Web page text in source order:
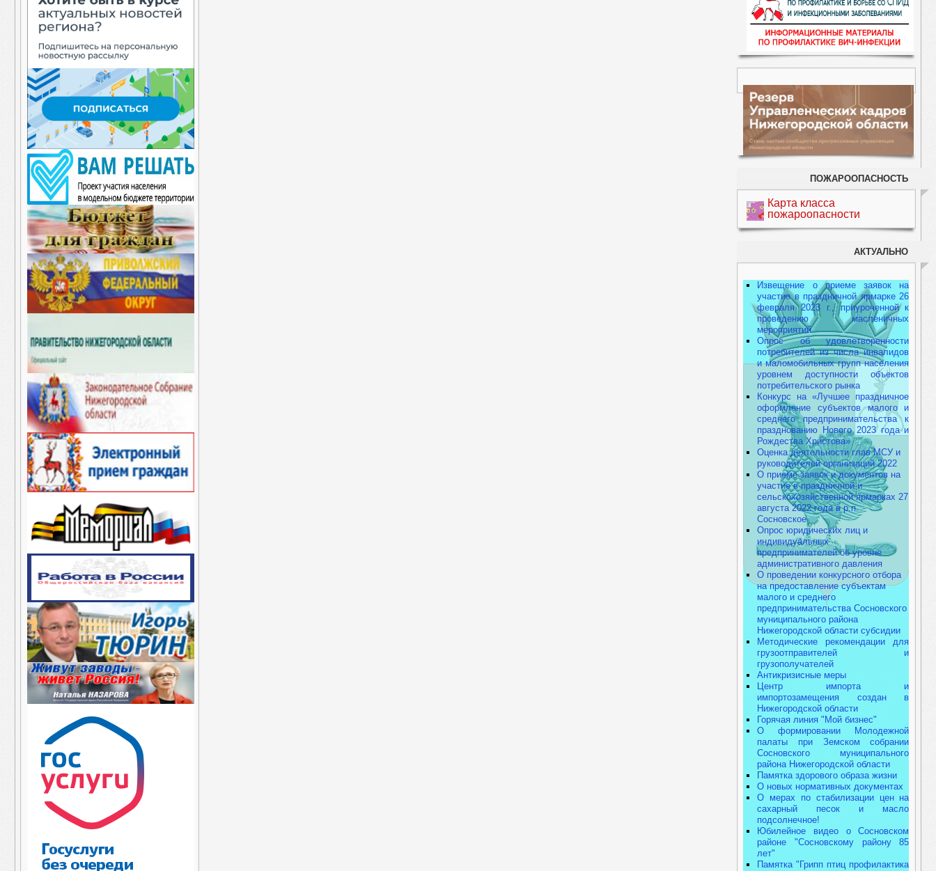
ПОЖАРООПАСНОСТЬ
Карта класса
пожароопасности
АКТУАЛЬНО
Извещение о приеме заявок на
участие в праздничной ярмарке 26
февраля 2023 г., приуроченной к
проведению масленичных
мероприятий
Опрос об удовлетворенности
потребителей из числа инвалидов
и маломобильных групп населения
уровнем доступности объектов
потребительского рынка
Конкурс на «Лучшее праздничное
оформление субъектов малого и
среднего предпринимательства к
празднованию Нового 2023 года и
Рождества Христова»
Оценка деятельности глав МСУ и
руководителей организаций 2022
О приеме заявок и документов на
участие в праздничной и
сельскохозяйственной ярмарках 27
августа 2022 года в р.п.
Сосновское
Опрос юридических лиц и
индивидуальных
предпринимателей об уровне
административного давления
О проведении конкурсного отбора
на предоставление субъектам
малого и среднего
предпринимательства Сосновского
муниципального района
Нижегородской области субсидии
Методические рекомендации для
грузоотправителей и
грузополучателей
Антикризисные меры
Центр импорта и
импортозамещения создан в
Нижегородской области
Горячая линия "Мой бизнес"
О формировании Молодежной
палаты при Земском собрании
Сосновского муниципального
района Нижегородской области
Памятка здорового образа жизни
О новых нормативных документах
О мерах по стабилизации цен на
сахарный песок и масло
подсолнечное!
Юбилейное видео о Сосновском
районе "Сосновскому району 85
лет"
Памятка "Грипп птиц профилактика